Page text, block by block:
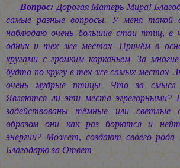
Вопрос: Дорогая Матерь Мира!
самые разные вопросы. У меня такой
наблюдаю очень большие стаи птиц, в
одних и тех же местах. Причём в
кругами с громким карканьем. За
будто по кругу в тех же самых местах.
очень мудрые птицы. Что за смысл
Являются ли эти места эгрегорными?
задействованы тёмные или
образом они как раз борются и
энергии? Может, создают своего
Благодарю за Ответ.